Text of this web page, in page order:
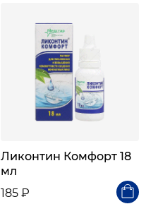
Ликонтин Комфорт 18
мл
185 ₽